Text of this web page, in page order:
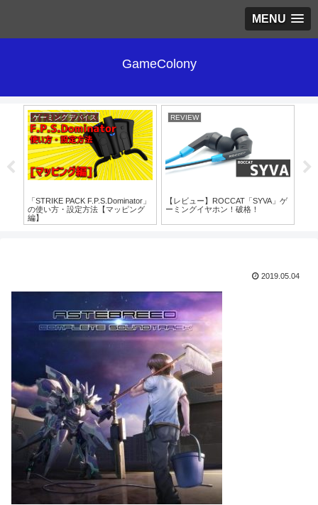
MENU
GameColony
ゲーミングデバイス
「STRIKE PACK F.P.S.Dominator」
の使い方・設定方法【マッピング
編】
REVIEW
【レビュー】ROCCAT「SYVA」ゲ
ーミングイヤホン！破格！
2019.05.04